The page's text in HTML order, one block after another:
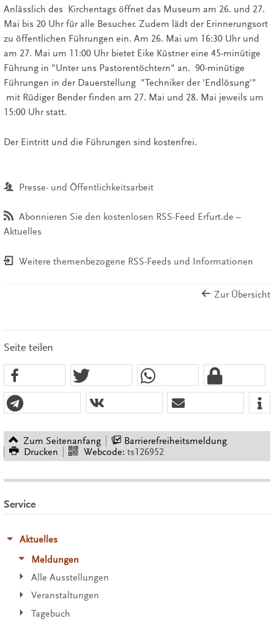
Anlässlich des Kirchentags öffnet das Museum am 26. und 27.
Mai bis 20 Uhr für alle Besucher. Zudem lädt der Erinnerungsort
zu öffentlichen Führungen ein. Am 26. Mai um 16:30 Uhr und
am 27. Mai um 11:00 Uhr bietet Eike Küstner eine 45-minütige
Führung in "Unter uns Pastorentöchtern" an. 90-minütige
Führungen in der Dauerstellung "Techniker der 'Endlösung'"
mit Rüdiger Bender finden am 27. Mai und 28. Mai jeweils um
15:00 Uhr statt.
Der Eintritt und die Führungen sind kostenfrei.
Presse- und Öffentlichkeitsarbeit
Abonnieren Sie den kostenlosen RSS-Feed Erfurt.de –
Aktuelles
Weitere themenbezogene RSS-Feeds und Informationen
Zur Übersicht
Seite teilen
Zum Seitenanfang
Barrierefreiheitsmeldung
Drucken
Webcode: ts126952
Service
Aktuelles
Meldungen
Alle Ausstellungen
Veranstaltungen
Tagebuch